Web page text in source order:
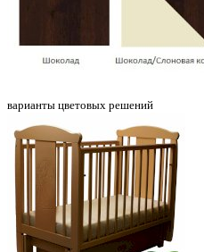
варианты цветовых решений